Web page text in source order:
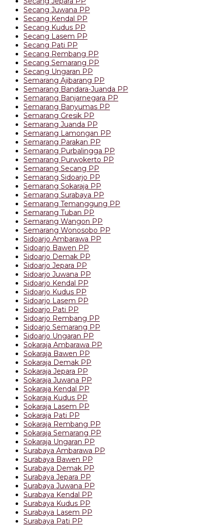
Secang Juwana PP
Secang Kendal PP
Secang Kudus PP
Secang Lasem PP
Secang Pati PP
Secang Rembang PP
Secang Semarang PP
Secang Ungaran PP
Semarang Ajibarang PP
Semarang Bandara-Juanda PP
Semarang Banjarnegara PP
Semarang Banyumas PP
Semarang Gresik PP
Semarang Juanda PP
Semarang Lamongan PP
Semarang Parakan PP
Semarang Purbalingga PP
Semarang Purwokerto PP
Semarang Secang PP
Semarang Sidoarjo PP
Semarang Sokaraja PP
Semarang Surabaya PP
Semarang Temanggung PP
Semarang Tuban PP
Semarang Wangon PP
Semarang Wonosobo PP
Sidoarjo Ambarawa PP
Sidoarjo Bawen PP
Sidoarjo Demak PP
Sidoarjo Jepara PP
Sidoarjo Juwana PP
Sidoarjo Kendal PP
Sidoarjo Kudus PP
Sidoarjo Lasem PP
Sidoarjo Pati PP
Sidoarjo Rembang PP
Sidoarjo Semarang PP
Sidoarjo Ungaran PP
Sokaraja Ambarawa PP
Sokaraja Bawen PP
Sokaraja Demak PP
Sokaraja Jepara PP
Sokaraja Juwana PP
Sokaraja Kendal PP
Sokaraja Kudus PP
Sokaraja Lasem PP
Sokaraja Pati PP
Sokaraja Rembang PP
Sokaraja Semarang PP
Sokaraja Ungaran PP
Surabaya Ambarawa PP
Surabaya Bawen PP
Surabaya Demak PP
Surabaya Jepara PP
Surabaya Juwana PP
Surabaya Kendal PP
Surabaya Kudus PP
Surabaya Lasem PP
Surabaya Pati PP